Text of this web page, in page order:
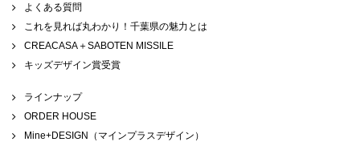
よくある質問
これを見れば丸わかり！千葉県の魅力とは
CREACASA＋SABOTEN MISSILE
キッズデザイン賞受賞
ラインナップ
ORDER HOUSE
Mine+DESIGN（マインプラスデザイン）